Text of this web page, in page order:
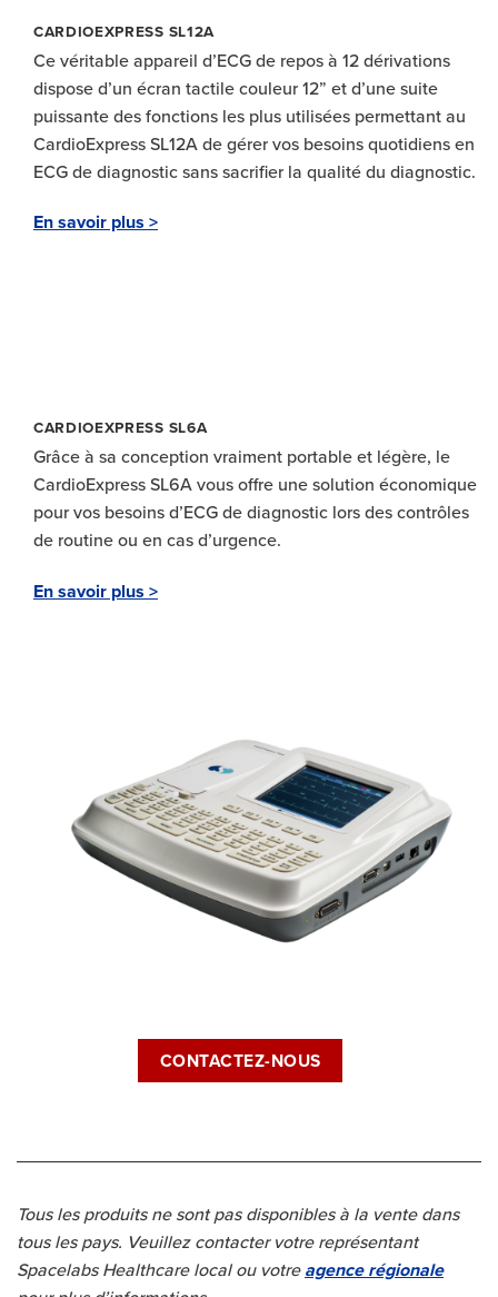
CARDIOEXPRESS SL12A
Ce véritable appareil d’ECG de repos à 12 dérivations
dispose d’un écran tactile couleur 12” et d’une suite
puissante des fonctions les plus utilisées permettant au
CardioExpress SL12A de gérer vos besoins quotidiens en
ECG de diagnostic sans sacrifier la qualité du diagnostic.
En savoir plus >
CARDIOEXPRESS SL6A
Grâce à sa conception vraiment portable et légère, le
CardioExpress SL6A vous offre une solution économique
pour vos besoins d’ECG de diagnostic lors des contrôles
de routine ou en cas d’urgence.
En savoir plus >
CONTACTEZ-NOUS
Tous les produits ne sont pas disponibles à la vente dans
tous les pays. Veuillez contacter votre représentant
Spacelabs Healthcare local ou votreagence régionale